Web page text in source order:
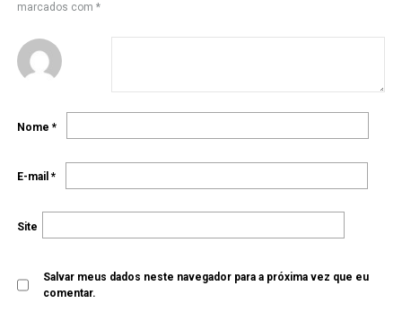
marcados com *
Nome *
E-mail *
Site
Salvar meus dados neste navegador para a próxima vez que eu
comentar.